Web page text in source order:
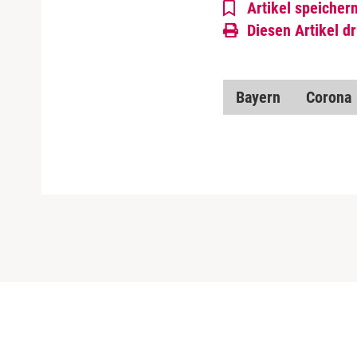
Artikel speichern
Diesen Artikel
Bayern Corona